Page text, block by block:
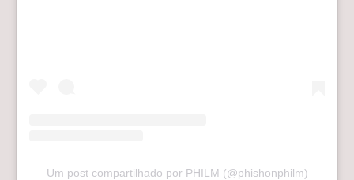
Um post compartilhado por PHILM (@phishonphilm)